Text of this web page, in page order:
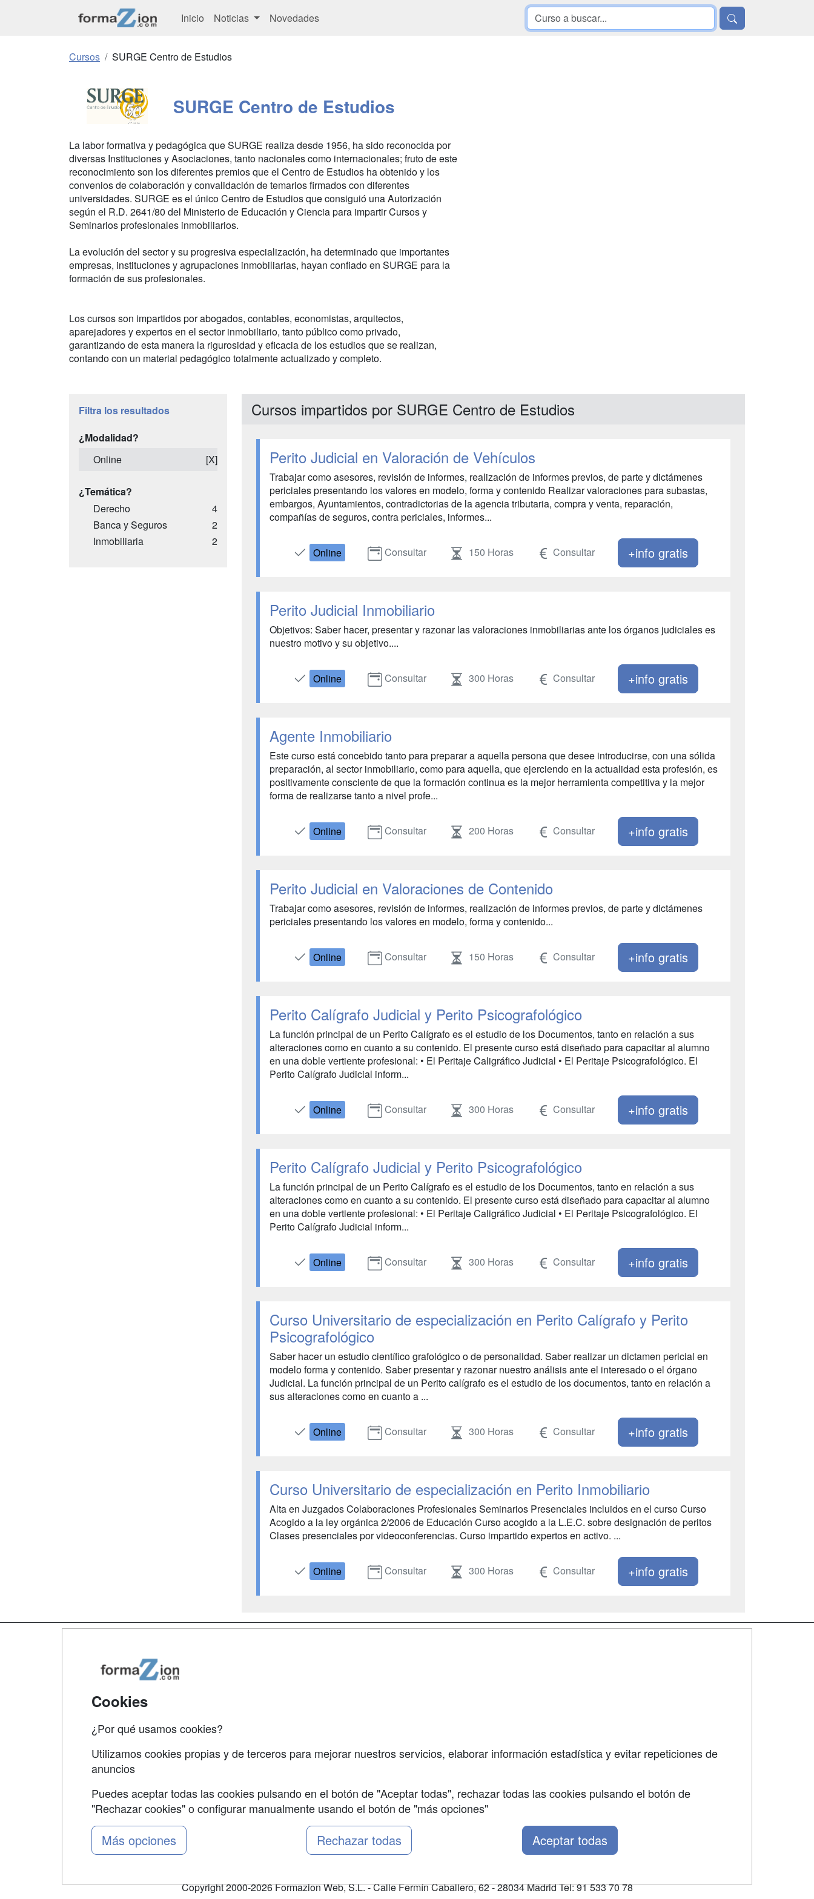
Inicio Noticias Novedades
Cursos SURGE Centro de Estudios
SURGE Centro de Estudios
La labor formativa y pedagógica que SURGE realiza desde 1956, ha sido reconocida por
diversas Instituciones y Asociaciones, tanto nacionales como internacionales; fruto de este
reconocimiento son los diferentes premios que el Centro de Estudios ha obtenido y los
convenios de colaboración y convalidación de temarios firmados con diferentes
universidades. SURGE es el único Centro de Estudios que consiguió una Autorización
según el R.D. 2641/80 del Ministerio de Educación y Ciencia para impartir Cursos y
Seminarios profesionales inmobiliarios.
La evolución del sector y su progresiva especialización, ha determinado que importantes
empresas, instituciones y agrupaciones inmobiliarias, hayan confiado en SURGE para la
formación de sus profesionales.
Los cursos son impartidos por abogados, contables, economistas, arquitectos,
aparejadores y expertos en el sector inmobiliario, tanto público como privado,
garantizando de esta manera la rigurosidad y eficacia de los estudios que se realizan,
contando con un material pedagógico totalmente actualizado y completo.
Filtra los resultados
¿Modalidad?
Online
[X]
¿Temática?
Derecho
4
Banca y Seguros
2
Inmobiliaria
2
Cursos impartidos por SURGE Centro de Estudios
Perito Judicial en Valoración de Vehículos
Trabajar como asesores, revisión de informes, realización de informes previos, de parte y dictámenes
periciales presentando los valores en modelo, forma y contenido Realizar valoraciones para subastas,
embargos, Ayuntamientos, contradictorias de la agencia tributaria, compra y venta, reparación,
compañías de seguros, contra periciales, informes...
Online Consultar 150 Horas Consultar +info gratis
Perito Judicial Inmobiliario
Objetivos: Saber hacer, presentar y razonar las valoraciones inmobiliarias ante los órganos judiciales es
nuestro motivo y su objetivo....
Online Consultar 300 Horas Consultar +info gratis
Agente Inmobiliario
Este curso está concebido tanto para preparar a aquella persona que desee introducirse, con una sólida
preparación, al sector inmobiliario, como para aquella, que ejerciendo en la actualidad esta profesión, es
positivamente consciente de que la formación continua es la mejor herramienta competitiva y la mejor
forma de realizarse tanto a nivel profe...
Online Consultar 200 Horas Consultar +info gratis
Perito Judicial en Valoraciones de Contenido
Trabajar como asesores, revisión de informes, realización de informes previos, de parte y dictámenes
periciales presentando los valores en modelo, forma y contenido...
Online Consultar 150 Horas Consultar +info gratis
Perito Calígrafo Judicial y Perito Psicografológico
La función principal de un Perito Calígrafo es el estudio de los Documentos, tanto en relación a sus
alteraciones como en cuanto a su contenido. El presente curso está diseñado para capacitar al alumno
en una doble vertiente profesional: • El Peritaje Caligráfico Judicial • El Peritaje Psicografológico. El
Perito Calígrafo Judicial inform...
Online Consultar 300 Horas Consultar +info gratis
Perito Calígrafo Judicial y Perito Psicografológico
La función principal de un Perito Calígrafo es el estudio de los Documentos, tanto en relación a sus
alteraciones como en cuanto a su contenido. El presente curso está diseñado para capacitar al alumno
en una doble vertiente profesional: • El Peritaje Caligráfico Judicial • El Peritaje Psicografológico. El
Perito Calígrafo Judicial inform...
Online Consultar 300 Horas Consultar +info gratis
Curso Universitario de especialización en Perito Calígrafo y Perito
Psicografológico
Saber hacer un estudio científico grafológico o de personalidad. Saber realizar un dictamen pericial en
modelo forma y contenido. Saber presentar y razonar nuestro análisis ante el interesado o el órgano
Judicial. La función principal de un Perito calígrafo es el estudio de los documentos, tanto en relación a
sus alteraciones como en cuanto a ...
Online Consultar 300 Horas Consultar +info gratis
Curso Universitario de especialización en Perito Inmobiliario
Alta en Juzgados Colaboraciones Profesionales Seminarios Presenciales incluidos en el curso Curso
Acogido a la ley orgánica 2/2006 de Educación Curso acogido a la L.E.C. sobre designación de peritos
Clases presenciales por videoconferencias. Curso impartido expertos en activo. ...
Online Consultar 300 Horas Consultar +info gratis
Grupo formazion:
Copyright 2000-2026 Formazion Web, S.L. - Calle Fermín Caballero, 62 - 28034 Madrid Tel: 91 533 70 78
Cookies
¿Por qué usamos cookies?
Utilizamos cookies propias y de terceros para mejorar nuestros servicios, elaborar información estadística y evitar repeticiones de
anuncios
Puedes aceptar todas las cookies pulsando en el botón de "Aceptar todas", rechazar todas las cookies pulsando el botón de
"Rechazar cookies" o configurar manualmente usando el botón de "más opciones"
Más opciones Rechazar todas Aceptar todas